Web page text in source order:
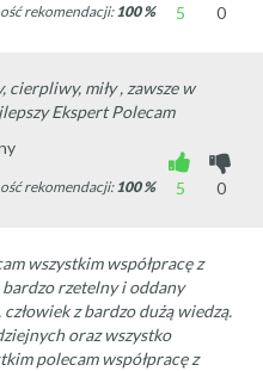
5
0
rekomendacji:100%
miły , zawsze w
Ekspert Polecam
5
0
rekomendacji:100%
wszystkim współpracę z
rzetelny i oddany
z bardzo dużą wiedzą.
oraz wszystko
polecam współpracę z